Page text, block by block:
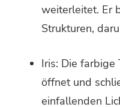
weiterleitet. Er
Strukturen,
Iris: Die farbige
öffnet und
einfallenden